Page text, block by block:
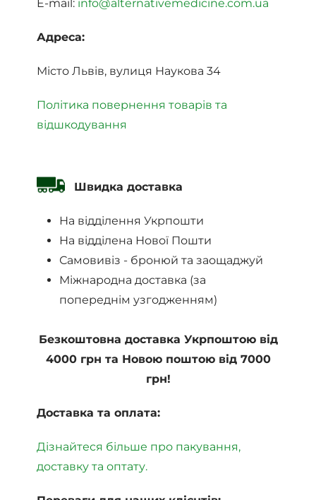
E-mail: info@alternativemedicine.com.ua
Адреса:
Місто Львів, вулиця Наукова 34
Політика повернення товарів та
відшкодування
Швидка доставка
На відділення Укрпошти
На відділена Нової Пошти
Самовивіз - бронюй та заощаджуй
Міжнародна доставка (за
попереднім узгодженням)
Безкоштовна доставка Укрпоштою від
4000 грн та Новою поштою від 7000
грн!
Доставка та оплата:
Дізнайтеся більше про пакування,
доставку та оптату.